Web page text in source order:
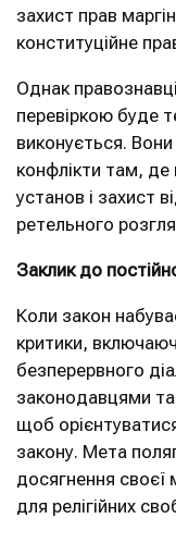
захист прав
конституційне
Однак
перевіркою буде
виконується.
конфлікти там, де
установ і захист
ретельного
Заклик до
Коли закон
критики,
безперервного
законодавцями
щоб
закону. Мета
досягнення своєї
для релігійних